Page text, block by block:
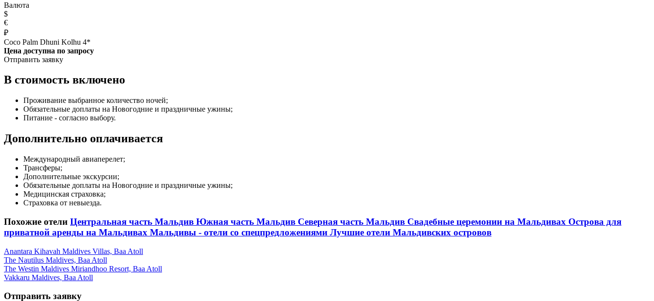
Валюта
$
€
₽
Coco Palm Dhuni Kolhu 4*
Цена доступна по запросу
Отправить заявку
В стоимость включено
Проживание выбранное количество ночей;
Обязательные доплаты на Новогодние и праздничные ужины;
Питание - согласно выбору.
Дополнительно оплачивается
Международный авиаперелет;
Трансферы;
Дополнительные экскурсии;
Обязательные доплаты на Новогодние и праздничные ужины;
Медицинская страховка;
Страховка от невыезда.
Похожие отели Центральная часть Мальдив Южная часть Мальдив Северная часть Мальдив Свадебные церемонии на Мальдивах Острова для
приватной аренды на Мальдивах Мальдивы - отели со спецпредложениями Лучшие отели Мальдивских островов
Anantara Kihavah Maldives Villas, Baa Atoll
The Nautilus Maldives, Baa Atoll
The Westin Maldives Miriandhoo Resort, Baa Atoll
Vakkaru Maldives, Baa Atoll
Отправить заявку